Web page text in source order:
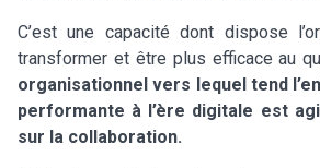
C’est une capacité dont dispose
transformer et être plus efficace au
organisationnel vers lequel tend
performante à l’ère digitale est
sur la collaboration.